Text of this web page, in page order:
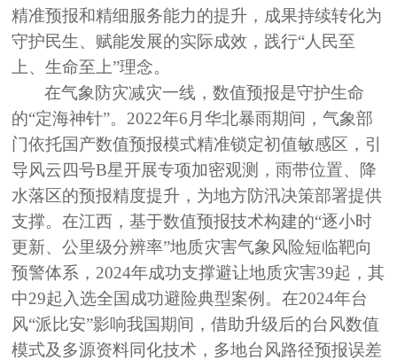
精准预报和精细服务能力的提升，成果持续转化为
守护民生、赋能发展的实际成效，践行“人民至
上、生命至上”理念。
在气象防灾减灾一线，数值预报是守护生命
的“定海神针”。2022年6月华北暴雨期间，气象部
门依托国产数值预报模式精准锁定初值敏感区，引
导风云四号B星开展专项加密观测，雨带位置、降
水落区的预报精度提升，为地方防汛决策部署提供
支撑。在江西，基于数值预报技术构建的“逐小时
更新、公里级分辨率”地质灾害气象风险短临靶向
预警体系，2024年成功支撑避让地质灾害39起，其
中29起入选全国成功避险典型案例。在2024年台
风“派比安”影响我国期间，借助升级后的台风数值
模式及多源资料同化技术，多地台风路径预报误差